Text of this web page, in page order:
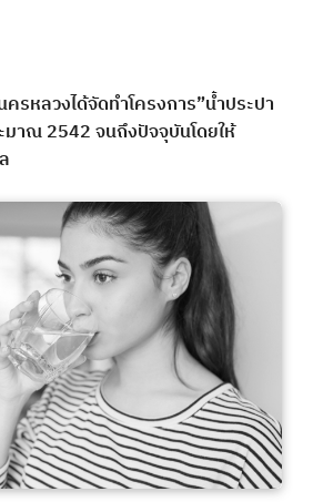
รหลวงได้จัดทำโครงการ”น้ำประปา
าณ 2542 จนถึงปัจจุบันโดยให้